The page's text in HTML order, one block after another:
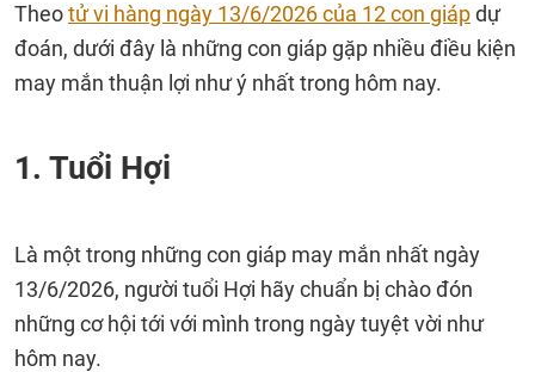
Theotử vi hàng ngày 13/6/2026 của 12 con giápdự
đoán, dưới đây là những con giáp gặp nhiều điều kiện
may mắn thuận lợi như ý nhất trong hôm nay.
1. Tuổi Hợi
Là một trong những con giáp may mắn nhất ngày
13/6/2026, người tuổi Hợi hãy chuẩn bị chào đón
những cơ hội tới với mình trong ngày tuyệt vời như
hôm nay.